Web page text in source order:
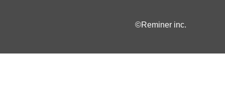
©Reminer inc.